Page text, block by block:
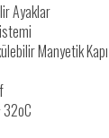
Ayaklar
Manyetik Kapı
32oC